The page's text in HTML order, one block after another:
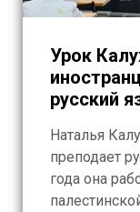
Урок
русский
Наталья
преподает
года она